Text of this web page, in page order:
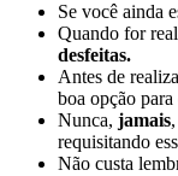
Se você ainda
Quando for
desfeitas.
Antes de
boa opção
Nunca, jamais
requisitando
Não custa